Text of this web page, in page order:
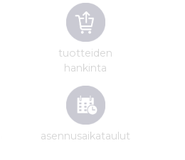
tuotteiden
hankinta
asennus­aikataulut